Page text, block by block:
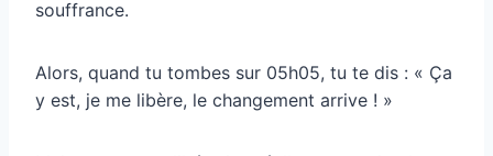
souffrance.
Alors, quand tu tombes sur 05h05, tu te dis : « Ça
y est, je me libère, le changement arrive ! »